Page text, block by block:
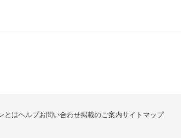
とはヘルプお問い合わせ掲載のご案内サイトマップ